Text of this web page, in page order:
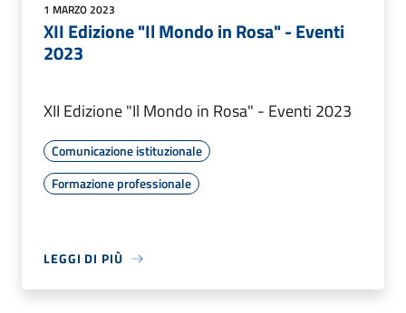
1 MARZO 2023
XII Edizione "Il Mondo in Rosa" - Eventi
2023
XII Edizione "Il Mondo in Rosa" - Eventi 2023
Comunicazione istituzionale
Formazione professionale
LEGGI DI PIÙ